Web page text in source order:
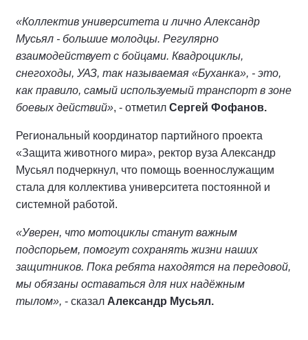
«Коллектив университета и лично Александр
Мусьял - большие молодцы. Регулярно
взаимодействует с бойцами. Квадроциклы,
снегоходы, УАЗ, так называемая «Буханка», - это,
как правило, самый используемый транспорт в зоне
боевых действий», - отметил Сергей Фофанов.
Региональный координатор партийного проекта
«Защита животного мира», ректор вуза Александр
Мусьял подчеркнул, что помощь военнослужащим
стала для коллектива университета постоянной и
системной работой.
«Уверен, что мотоциклы станут важным
подспорьем, помогут сохранять жизни наших
защитников. Пока ребята находятся на передовой,
мы обязаны оставаться для них надёжным
тылом», - сказал Александр Мусьял.